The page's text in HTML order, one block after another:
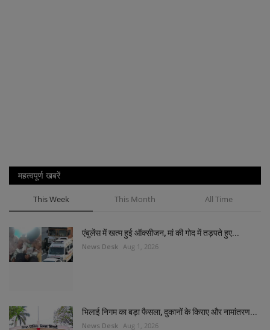
महत्वपूर्ण खबरें
This Week This Month All Time
एंबुलेंस में खत्म हुई ऑक्सीजन, मां की गोद में तड़पते हुए...
News Desk Aug 1, 2026
भिलाई निगम का बड़ा फैसला, दुकानों के किराए और नामांतरण...
News Desk Aug 1, 2026